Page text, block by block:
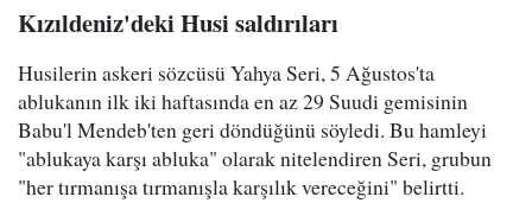
Kızıldeniz'deki Husi saldırıları
Husilerin askeri sözcüsü Yahya Seri, 5 Ağustos'ta
ablukanın ilk iki haftasında en az 29 Suudi gemisinin
Babu'l Mendeb'ten geri döndüğünü söyledi. Bu hamleyi
"ablukaya karşı abluka" olarak nitelendiren Seri, grubun
"her tırmanışa tırmanışla karşılık vereceğini" belirtti.